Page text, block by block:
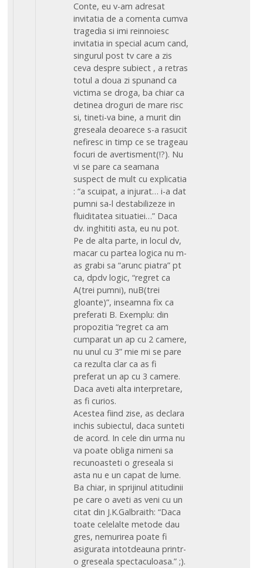
Conte, eu v-am adresat
invitatia de a comenta cumva
tragedia si imi reinnoiesc
invitatia in special acum cand,
singurul post tv care a zis
ceva despre subiect , a retras
totul a doua zi spunand ca
victima se droga, ba chiar ca
detinea droguri de mare risc
si, tineti-va bine, a murit din
greseala deoarece s-a rasucit
nefiresc in timp ce se trageau
focuri de avertisment(!?). Nu
vi se pare ca seamana
suspect de mult cu explicatia
: “a scuipat, a injurat… i-a dat
pumni sa-l destabilizeze in
fluiditatea situatiei…” Daca
dv. inghititi asta, eu nu pot.
Pe de alta parte, in locul dv,
macar cu partea logica nu m-
as grabi sa “arunc piatra” pt
ca, dpdv logic, “regret ca
A(trei pumni), nuB(trei
gloante)”, inseamna fix ca
preferati B. Exemplu: din
propozitia “regret ca am
cumparat un ap cu 2 camere,
nu unul cu 3” mie mi se pare
ca rezulta clar ca as fi
preferat un ap cu 3 camere.
Daca aveti alta interpretare,
as fi curios.
Acestea fiind zise, as declara
inchis subiectul, daca sunteti
de acord. In cele din urma nu
va poate obliga nimeni sa
recunoasteti o greseala si
asta nu e un capat de lume.
Ba chiar, in sprijinul atitudinii
pe care o aveti as veni cu un
citat din J.K.Galbraith: “Daca
toate celelalte metode dau
gres, nemurirea poate fi
asigurata intotdeauna printr-
o greseala spectaculoasa.” ;).